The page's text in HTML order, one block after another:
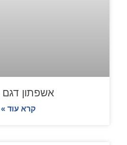
אשפתון דגם 411
קרא עוד »